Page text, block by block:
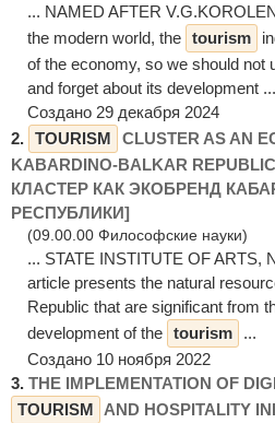
... NAMED AFTER
the modern world, the tourism
of the economy, so we should not
and forget about its development ...
Создано 29 декабря 2024
2. TOURISM
CLUSTER AS AN
KABARDINO-BALKAR
КЛАСТЕР КАК ЭКОБРЕНД
РЕСПУБЛИКИ]
(09.00.00 Философские науки)
... STATE INSTITUTE OF ARTS,
article presents the natural
Republic that are significant from
development of the tourism
...
Создано 10 ноября 2022
3. THE IMPLEMENTATION OF
TOURISM
AND HOSPITALITY